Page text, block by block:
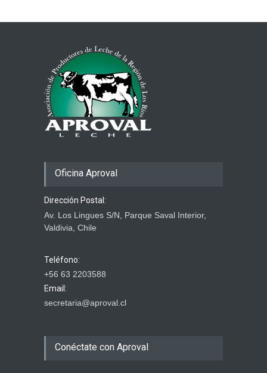
Combustibles y producción
de alimentos
29 marzo 2026
Oficina Aproval
Dirección Postal:
Av. Los Lingues S/N, Parque Saval Interior,
Valdivia, Chile
Teléfono:
+56 63 2203588
Email:
secretaria@aproval.cl
Conéctate con Aproval